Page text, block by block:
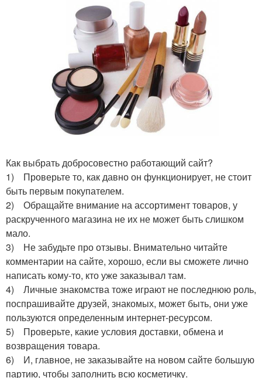
Как выбрать добросовестно работающий сайт?
1) Проверьте то, как давно он функционирует, не стоит
быть первым покупателем.
2) Обращайте внимание на ассортимент товаров, у
раскрученного магазина не их не может быть слишком
мало.
3) Не забудьте про отзывы. Внимательно читайте
комментарии на сайте, хорошо, если вы сможете лично
написать кому-то, кто уже заказывал там.
4) Личные знакомства тоже играют не последнюю роль,
поспрашивайте друзей, знакомых, может быть, они уже
пользуются определенным интернет-ресурсом.
5) Проверьте, какие условия доставки, обмена и
возвращения товара.
6) И, главное, не заказывайте на новом сайте большую
партию, чтобы заполнить всю косметичку.